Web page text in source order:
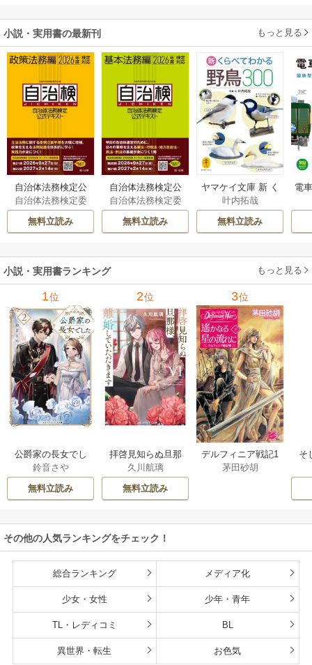
小説・実用書の最新刊 もっと見る
自治体法務検定公
式テキスト 政策
法務編 ２０２６
年度検定対応 1巻
自治体法務検定委
員会
無料立読み
自治体法務検定公
式テキスト 基本
法務編 ２０２６
年度検定対応 1巻
自治体法務検定委
員会
無料立読み
ヤマケイ文庫 新 く
らべてわかる野鳥3
00 1巻
叶内拓哉
無料立読み
電
小説・実用書ランキング もっと見る
1位
公爵家の長女でし
た
鈴音さや
無料立読み
2位
拝啓見知らぬ旦那
様、離婚していた
だきます
久川航璃
無料立読み
3位
デルフィニア戦記1
茅田砂胡
そ
その他の人気ランキングをチェック！
総合ランキング メディア化
少女・女性 少年・青年
TL・レディコミ BL
異世界・転生 お色気